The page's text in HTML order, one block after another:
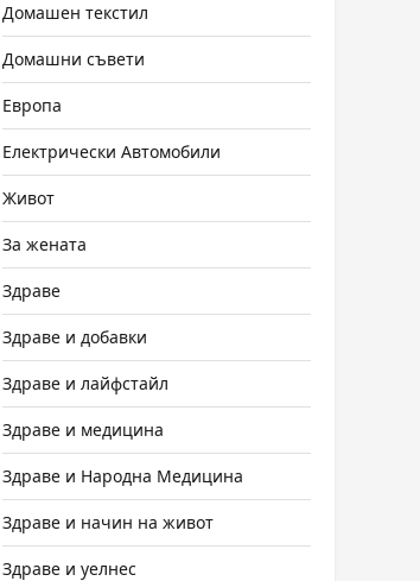
Домашен текстил
Домашни съвети
Европа
Електрически Автомобили
Живот
За жената
Здраве
Здраве и добавки
Здраве и лайфстайл
Здраве и медицина
Здраве и Народна Медицина
Здраве и начин на живот
Здраве и уелнес